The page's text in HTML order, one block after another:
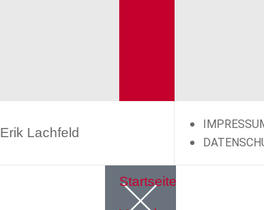
Erik Lachfeld
Startseite